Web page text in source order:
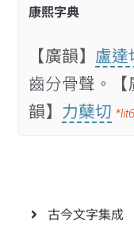
康熙字典
【廣韻】 盧達
齒分骨聲。
韻】 力蘖切
古今文字集成